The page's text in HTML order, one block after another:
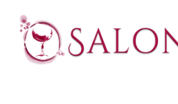
content